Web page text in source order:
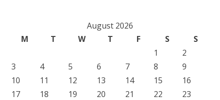
August 2026
M
T W T F S
S
1
2
3
4 5 6 7 8
9
10
11 12 13 14 15
16
17
18 19 20 21 22
23